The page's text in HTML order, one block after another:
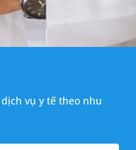
vụ y tế theo nhu